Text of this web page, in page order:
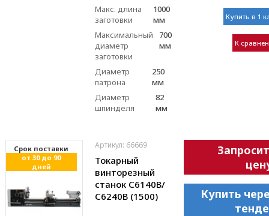
Макс. длина
заготовки
1000
мм
Максимальный
диаметр
заготовки
700
мм
Диаметр
патрона
250
мм
Диаметр
шпинделя
82
мм
Купить в 1
К
Cрок поставки
от 30 до 90
дней
Артикул: 66669
Токарный
винторезный
станок С6140В/
С6240В (1500)
Купить